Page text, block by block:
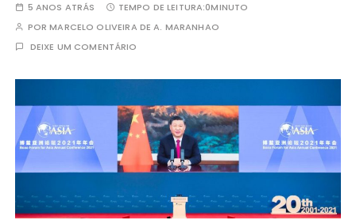
5 ANOS ATRÁS TEMPO DE LEITURA:0MINUTO
PORMARCELO OLIVEIRA DE A. MARANHAO
DEIXE UM COMENTÁRIO